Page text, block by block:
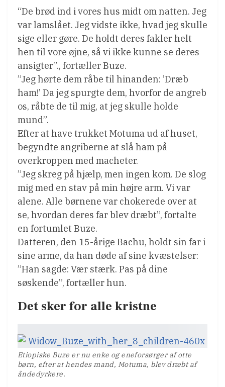
“De brød ind i vores hus midt om natten. Jeg
var lamslået. Jeg vidste ikke, hvad jeg skulle
sige eller gøre. De holdt deres fakler helt
hen til vore øjne, så vi ikke kunne se deres
ansigter”., fortæller Buze.
”Jeg hørte dem råbe til hinanden: ’Dræb
ham!’ Da jeg spurgte dem, hvorfor de angreb
os, råbte de til mig, at jeg skulle holde
mund”.
Efter at have trukket Motuma ud af huset,
begyndte angriberne at slå ham på
overkroppen med macheter.
”Jeg skreg på hjælp, men ingen kom. De slog
mig med en stav på min højre arm. Vi var
alene. Alle børnene var chokerede over at
se, hvordan deres far blev dræbt”, fortalte
en fortumlet Buze.
Datteren, den 15-årige Bachu, holdt sin far i
sine arme, da han døde af sine kvæstelser:
”Han sagde: Vær stærk. Pas på dine
søskende”, fortæller hun.
Det sker for alle kristne
Etiopiske Buze er nu enke og eneforsørger af otte
børn, efter at hendes mand, Motuma, blev dræbt af
åndedyrkere.